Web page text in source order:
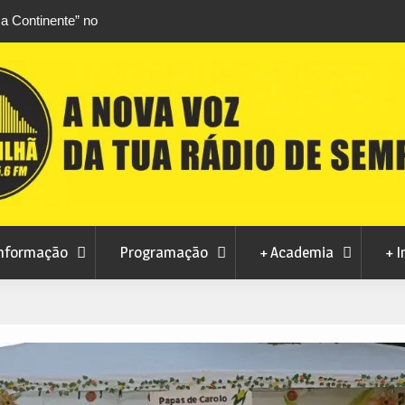
abastecimento de água em Manteigas
mas autarquia apela ao consumo
Verão no
agosto com
Programação + Academia +